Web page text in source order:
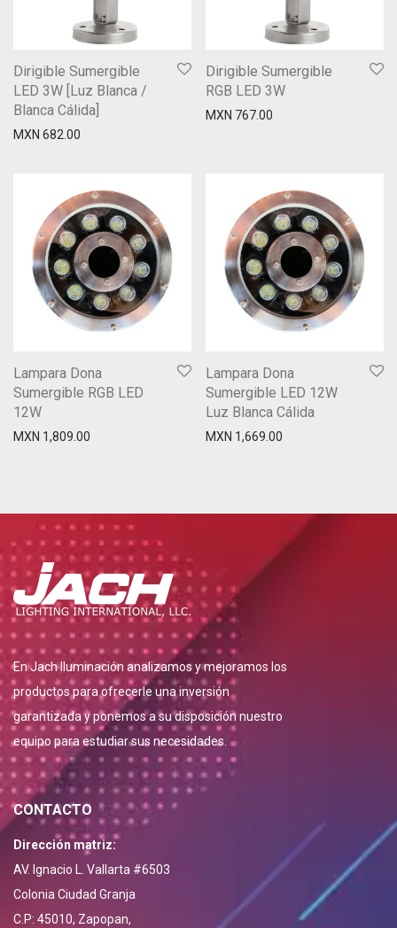
Dirigible Sumergible
LED 3W [Luz Blanca /
Blanca Cálida]
MXN 682.00
Dirigible Sumergible
RGB LED 3W
MXN 767.00
Lampara Dona
Sumergible RGB LED
12W
MXN 1,809.00
Lampara Dona
Sumergible LED 12W
Luz Blanca Cálida
MXN 1,669.00
En Jach Iluminación analizamos y mejoramos los
productos para ofrecerle una inversión
garantizada y ponemos a su disposición nuestro
equipo para estudiar sus necesidades.
CONTACTO
Dirección matriz:
AV. Ignacio L. Vallarta #6503
Colonia Ciudad Granja
C.P: 45010, Zapopan,